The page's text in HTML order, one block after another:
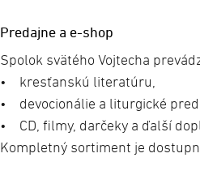
Predajne a e-shop
Spolok svätého Vojtecha
• kresťanskú literatúru,
• devocionálie a liturgické
• CD, filmy, darčeky a ďalší
Kompletný sortiment je